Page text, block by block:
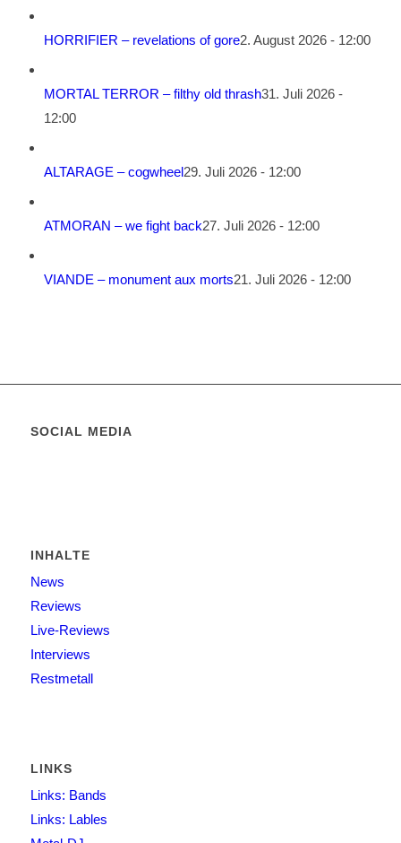
HORRIFIER – revelations of gore2. August 2026 - 12:00
MORTAL TERROR – filthy old thrash31. Juli 2026 -
12:00
ALTARAGE – cogwheel29. Juli 2026 - 12:00
ATMORAN – we fight back27. Juli 2026 - 12:00
VIANDE – monument aux morts21. Juli 2026 - 12:00
SOCIAL MEDIA
INHALTE
News
Reviews
Live-Reviews
Interviews
Restmetall
LINKS
Links: Bands
Links: Lables